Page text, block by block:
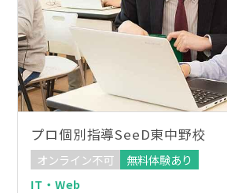
プロ個別指導SeeD東中野校
オンライン不可
無料体験あり
IT・Web